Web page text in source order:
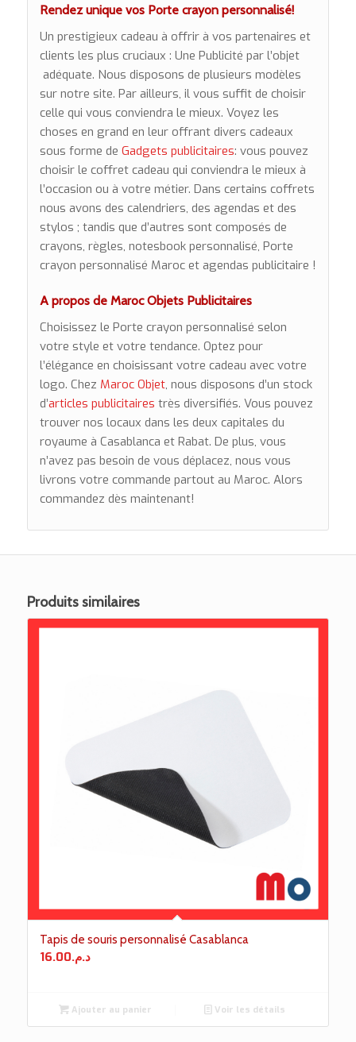
Rendez unique vos Porte crayon personnalisé!
Un prestigieux cadeau à offrir à vos partenaires et
clients les plus cruciaux : Une Publicité par l’objet
adéquate. Nous disposons de plusieurs modèles
sur notre site. Par ailleurs, il vous suffit de choisir
celle qui vous conviendra le mieux. Voyez les
choses en grand en leur offrant divers cadeaux
sous forme de Gadgets publicitaires: vous pouvez
choisir le coffret cadeau qui conviendra le mieux à
l’occasion ou à votre métier. Dans certains coffrets
nous avons des calendriers, des agendas et des
stylos ; tandis que d’autres sont composés de
crayons, règles, notesbook personnalisé, Porte
crayon personnalisé Maroc et agendas publicitaire !
A propos de Maroc Objets Publicitaires
Choisissez le Porte crayon personnalisé selon
votre style et votre tendance. Optez pour
l’élégance en choisissant votre cadeau avec votre
logo. Chez Maroc Objet, nous disposons d’un stock
d’articles publicitaires très diversifiés. Vous pouvez
trouver nos locaux dans les deux capitales du
royaume à Casablanca et Rabat. De plus, vous
n’avez pas besoin de vous déplacez, nous vous
livrons votre commande partout au Maroc. Alors
commandez dès maintenant!
Produits similaires
Tapis de souris personnalisé Casablanca
د.م.16.00
Ajouter au panier Voir les détails